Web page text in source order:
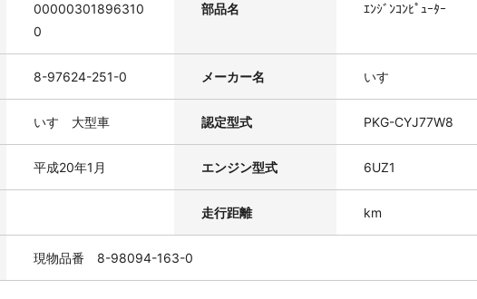
00000301896310
0
部品名 ｴﾝｼﾞﾝｺﾝﾋﾟｭｰﾀｰ
8-97624-251-0 メーカー名 いすゞ
いすゞ大型車 認定型式 PKG-CYJ77W8
平成20年1月 エンジン型式 6UZ1
走行距離 km
現物品番 8-98094-163-0